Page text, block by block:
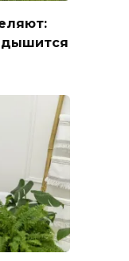
дышится